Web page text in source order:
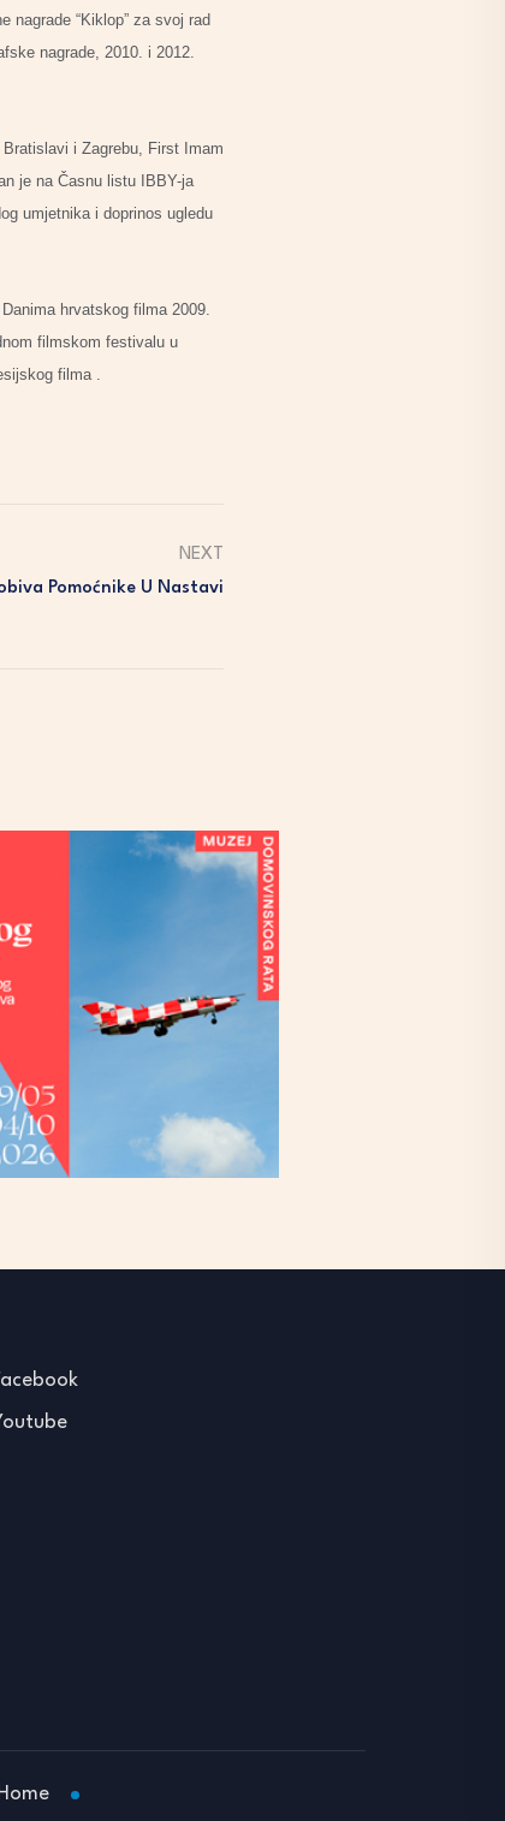
“Kiklop” za svoj rad
nagrade, 2010. i 2012.
i Zagrebu, First Imam
je na Časnu listu IBBY-ja
umjetnika i doprinos ugledu
hrvatskog filma 2009.
filmskom festivalu u
filma .
NEXT
Pomoćnike U Nastavi
Home